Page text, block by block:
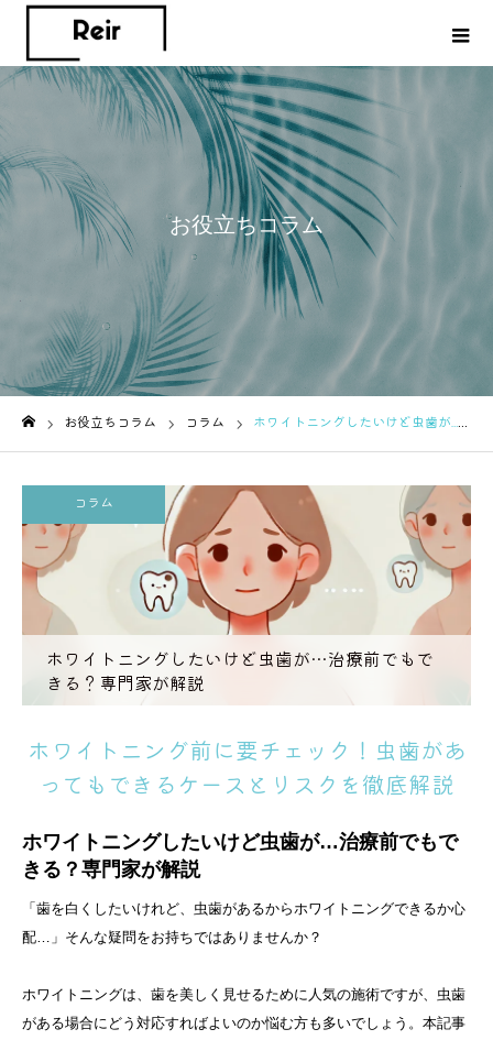
お役立ちコラム
お役立ちコラム コラム ホワイトニングしたいけど虫歯が…治療前でもできる？専門家が解説
コラム
ホワイトニングしたいけど虫歯が…治療前でもで
きる？専門家が解説
ホワイトニング前に要チェック！虫歯があ
ってもできるケースとリスクを徹底解説
ホワイトニングしたいけど虫歯が…治療前でもで
きる？専門家が解説
「歯を白くしたいけれど、虫歯があるからホワイトニングできるか心
配…」そんな疑問をお持ちではありませんか？
ホワイトニングは、歯を美しく見せるために人気の施術ですが、虫歯
がある場合にどう対応すればよいのか悩む方も多いでしょう。本記事